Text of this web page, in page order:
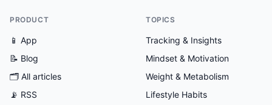
PRODUCT
📱 App
📝 Blog
🗂 All articles
📡 RSS
TOPICS
Tracking & Insights
Mindset & Motivation
Weight & Metabolism
Lifestyle Habits